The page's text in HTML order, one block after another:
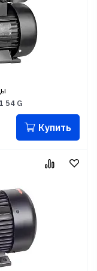
54 G
Купить